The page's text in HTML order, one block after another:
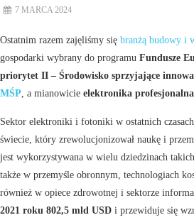
7 MARCA 2024
Ostatnim razem zajęliśmy się branżą budowy i
gospodarki wybrany do programu Fundusze
priorytet II – Środowisko sprzyjające
MŚP , a mianowicie elektronika
Sektor elektroniki i fotoniki w ostatnich
świecie, który zrewolucjonizował naukę i
jest wykorzystywana w wielu dziedzinach
także w przemyśle obronnym, technologiach
również w opiece zdrowotnej i sektorze
2021 roku 802,5 mld USD i przewiduje się